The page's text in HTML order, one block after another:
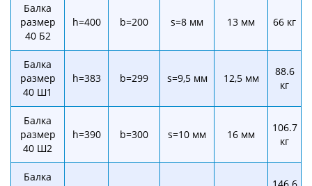
Балка
размер
40 Б2
h=400 b=200 s=8 мм 13 мм 66 кг
Балка
размер
40 Ш1
h=383 b=299 s=9,5 мм 12,5 мм
88.6
кг
Балка
размер
40 Ш2
h=390 b=300 s=10 мм 16 мм
106.7
кг
Балка